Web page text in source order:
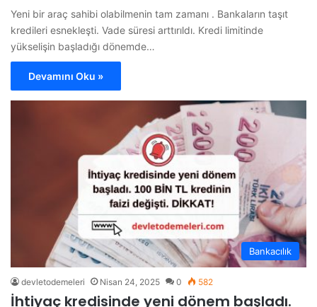
Yeni bir araç sahibi olabilmenin tam zamanı . Bankaların taşıt
kredileri esnekleşti. Vade süresi arttırıldı. Kredi limitinde
yükselişin başladığı dönemde…
Devamını Oku »
Bankacılık
devletodemeleri Nisan 24, 2025 0 582
İhtiyaç kredisinde yeni dönem başladı.